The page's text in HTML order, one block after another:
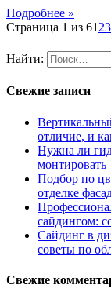
Подробнее »
Страница 1 из 61 23
Найти:
Свежие записи
отличие, и
Нужна ли
монтировать
Подбор по
отделке
сайдингом:
Сайдинг в
советы по
Свежие